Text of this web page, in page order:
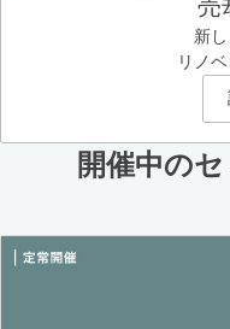
売
新
リノ
開催中の